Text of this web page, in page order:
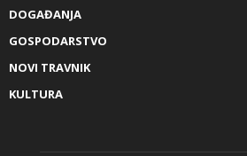
DOGAĐANJA
GOSPODARSTVO
NOVI TRAVNIK
KULTURA